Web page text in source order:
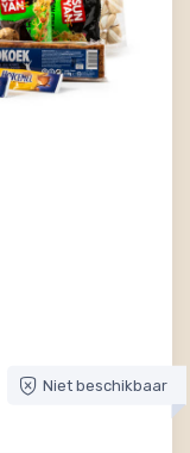
Niet beschikbaar